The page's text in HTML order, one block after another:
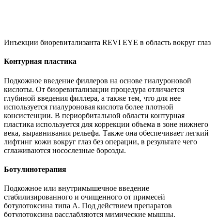
Инъекции биоревитализанта REVI EYE в область вокруг глаз
Контурная пластика
Подкожное введение филлеров на основе гиалуроновой
кислоты. От биоревитализации процедура отличается
глубиной введения филлера, а также тем, что для нее
используется гиалуроновая кислота более плотной
консистенции. В периорбитальной области контурная
пластика используется для коррекции объема в зоне нижнего
века, выравнивания рельефа. Также она обеспечивает легкий
лифтинг кожи вокруг глаз без операции, в результате чего
сглаживаются носослезные борозды.
Ботулинотерапия
Подкожное или внутримышечное введение
стабилизированного и очищенного от примесей
ботулотоксина типа А. Под действием препаратов
ботулотоксина расслабляются мимические мышцы.